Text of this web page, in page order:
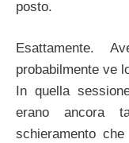
posto.
Esattamente.
probabilmente ve
In quella
erano ancora
schieramento